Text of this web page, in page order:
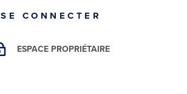
SE CONNECTER
ESPACE PROPRIÉTAIRE